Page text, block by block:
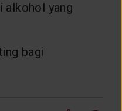
alkohol yang
bagi